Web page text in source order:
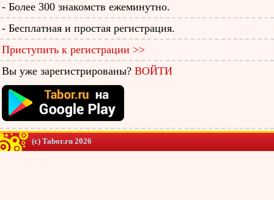
- Более 300 знакомств ежеминутно.
- Бесплатная и простая регистрация.
Приступить к регистрации >>
Вы уже зарегистрированы? ВОЙТИ
(c) Tabor.ru 2026